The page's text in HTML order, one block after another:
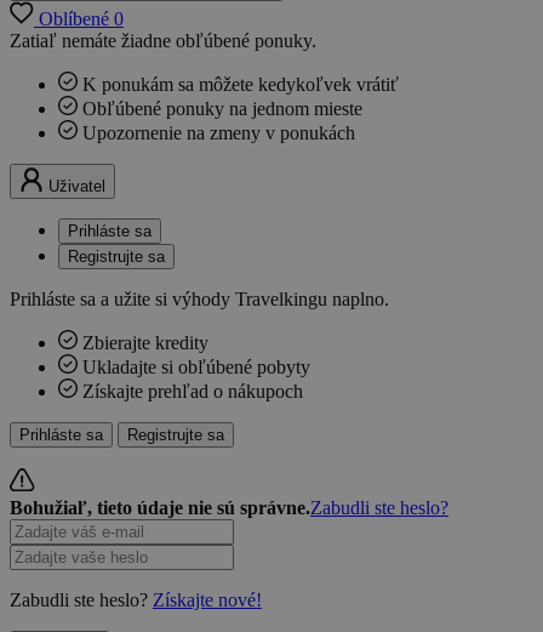
Oblíbené 0
Zatiaľ nemáte žiadne obľúbené ponuky.
K ponukám sa môžete kedykoľvek vrátiť
Obľúbené ponuky na jednom mieste
Upozornenie na zmeny v ponukách
Uživatel
Prihláste sa
Registrujte sa
Prihláste sa a užite si výhody Travelkingu naplno.
Zbierajte kredity
Ukladajte si obľúbené pobyty
Získajte prehľad o nákupoch
Prihláste sa Registrujte sa
Bohužiaľ, tieto údaje nie sú správne.Zabudli ste heslo?
Zabudli ste heslo? Získajte nové!